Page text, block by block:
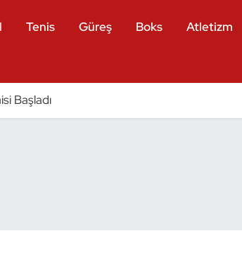
Tenis Güreş Boks Atletizm
Başladı